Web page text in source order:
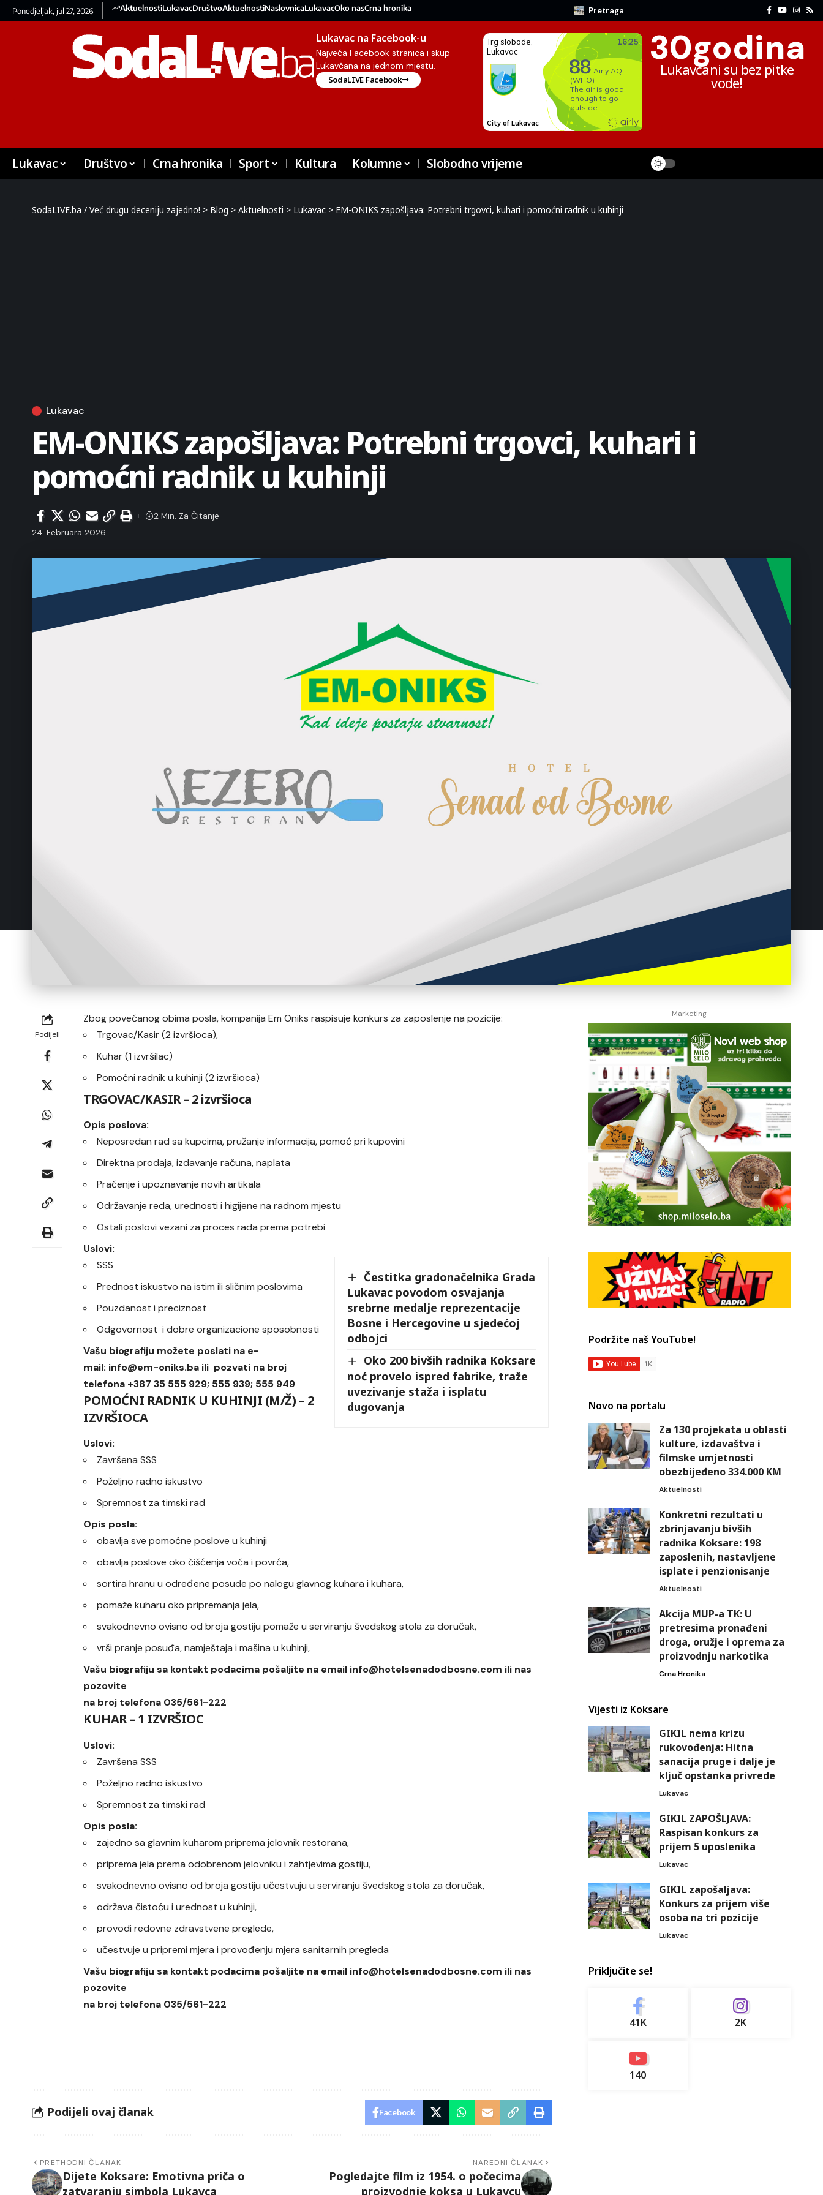
Ponedjeljak, jul 27, 2026 AktuelnostiLukavacDruštvoAktuelnostiNaslovnicaLukavacOko nasCrna hronika Pretraga
Lukavac na Facebook-u
Najveća Facebook stranica i skup
Lukavčana na jednom mjestu.
SodaLIVE Facebook
30godina
Lukavčani su bez pitke
vode!
Lukavac Društvo Crna hronika Sport Kultura Kolumne Slobodno vrijeme
SodaLIVE.ba / Već drugu deceniju zajedno! > Blog > Aktuelnosti > Lukavac > EM-ONIKS zapošljava: Potrebni trgovci, kuhari i pomoćni radnik u kuhinji
Lukavac
EM-ONIKS zapošljava: Potrebni trgovci, kuhari i
pomoćni radnik u kuhinji
24. Februara 2026.
2 Min. Za Čitanje
Podijeli
Zbog povećanog obima posla, kompanija Em Oniks raspisuje konkurs za zaposlenje na pozicije:
Trgovac/Kasir (2 izvršioca),
Kuhar (1 izvršilac)
Pomoćni radnik u kuhinji (2 izvršioca)
TRGOVAC/KASIR – 2 izvršioca
Opis poslova:
Neposredan rad sa kupcima, pružanje informacija, pomoć pri kupovini
Direktna prodaja, izdavanje računa, naplata
Praćenje i upoznavanje novih artikala
Održavanje reda, urednosti i higijene na radnom mjestu
Ostali poslovi vezani za proces rada prema potrebi
Uslovi:
Čestitka gradonačelnika Grada
Lukavac povodom osvajanja
srebrne medalje reprezentacije
Bosne i Hercegovine u sjedećoj
odbojci
Oko 200 bivših radnika Koksare
noć provelo ispred fabrike, traže
uvezivanje staža i isplatu
dugovanja
SSS
Prednost iskustvo na istim ili sličnim poslovima
Pouzdanost i preciznost
Odgovornost i dobre organizacione sposobnosti
Vašu biografiju možete poslati na e-
mail: info@em-oniks.ba ili pozvati na broj
telefona +387 35 555 929; 555 939; 555 949
POMOĆNI RADNIK U KUHINJI (M/Ž) – 2
IZVRŠIOCA
Uslovi:
Završena SSS
Poželjno radno iskustvo
Spremnost za timski rad
Opis posla:
obavlja sve pomoćne poslove u kuhinji
obavlja poslove oko čišćenja voća i povrća,
sortira hranu u određene posude po nalogu glavnog kuhara i kuhara,
pomaže kuharu oko pripremanja jela,
svakodnevno ovisno od broja gostiju pomaže u serviranju švedskog stola za doručak,
vrši pranje posuđa, namještaja i mašina u kuhinji,
Vašu biografiju sa kontakt podacima pošaljite na email info@hotelsenadodbosne.com ili nas
pozovite
na broj telefona 035/561-222
KUHAR – 1 IZVRŠIOC
Uslovi:
Završena SSS
Poželjno radno iskustvo
Spremnost za timski rad
Opis posla:
zajedno sa glavnim kuharom priprema jelovnik restorana,
priprema jela prema odobrenom jelovniku i zahtjevima gostiju,
svakodnevno ovisno od broja gostiju učestvuju u serviranju švedskog stola za doručak,
održava čistoću i urednost u kuhinji,
provodi redovne zdravstvene preglede,
učestvuje u pripremi mjera i provođenju mjera sanitarnih pregleda
Vašu biografiju sa kontakt podacima pošaljite na email info@hotelsenadodbosne.com ili nas
pozovite
na broj telefona 035/561-222
Podijeli ovaj članak Facebook
PRETHODNI ČLANAK
Dijete Koksare: Emotivna priča o
zatvaranju simbola Lukavca
NAREDNI ČLANAK
Pogledajte film iz 1954. o počecima
proizvodnje koksa u Lukavcu
- Marketing -
Podržite naš YouTube!
Novo na portalu
Za 130 projekata u oblasti
kulture, izdavaštva i
filmske umjetnosti
obezbijeđeno 334.000 KM
Aktuelnosti
Konkretni rezultati u
zbrinjavanju bivših
radnika Koksare: 198
zaposlenih, nastavljene
isplate i penzionisanje
Aktuelnosti
Akcija MUP-a TK: U
pretresima pronađeni
droga, oružje i oprema za
proizvodnju narkotika
Crna Hronika
Vijesti iz Koksare
GIKIL nema krizu
rukovođenja: Hitna
sanacija pruge i dalje je
ključ opstanka privrede
Lukavac
GIKIL ZAPOŠLJAVA:
Raspisan konkurs za
prijem 5 uposlenika
Lukavac
GIKIL zapošaljava:
Konkurs za prijem više
osoba na tri pozicije
Lukavac
Priključite se!
41K 2K
140